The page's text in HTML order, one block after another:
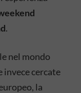
.
nel mondo
invece cercate
la